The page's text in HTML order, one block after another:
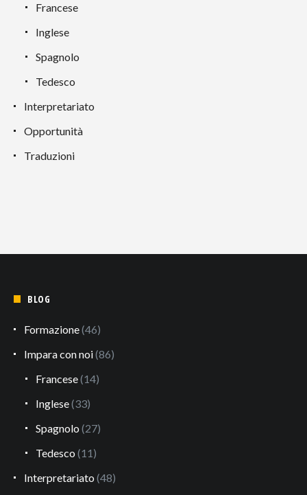
Francese
Inglese
Spagnolo
Tedesco
Interpretariato
Opportunità
Traduzioni
BLOG
Formazione(46)
Impara con noi(86)
Francese(14)
Inglese(33)
Spagnolo (27)
Tedesco (11)
Interpretariato (48)